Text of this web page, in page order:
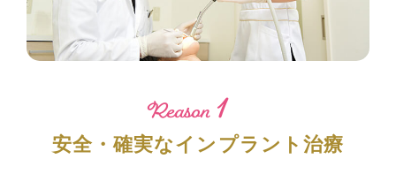
Reason1
安全・確実なインプラント治療